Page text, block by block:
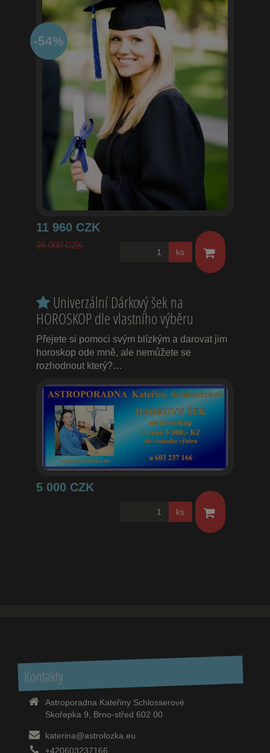
-54%
26 000 CZK
11 960 CZK
ks
Univerzální Dárkový šek na
HOROSKOP dle vlastního výběru
Přejete si pomoci svým blízkým a darovat jim
horoskop ode mně, ale nemůžete se
rozhodnout který?…
5 000 CZK
ks
Kontakty
Astroporadna Kateřiny Schlosserové
Skořepka 9, Brno-střed 602 00
katerina@astrolozka.eu
+420603237166